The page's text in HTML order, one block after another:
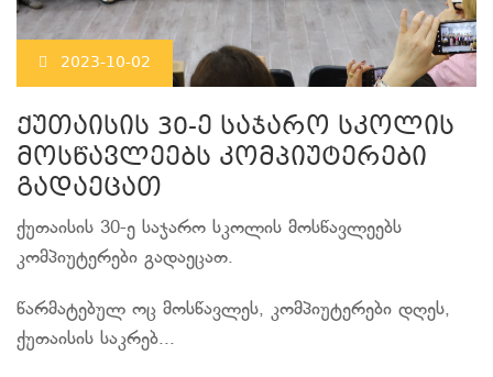
2023-10-02
ქუთაისის 30-ე საჯარო სკოლის
მოსწავლეებს კომპიუტერები
გადაეცათ
ქუთაისის 30-ე საჯარო სკოლის მოსწავლეებს
კომპიუტერები გადაეცათ.
წარმატებულ ოც მოსწავლეს, კომპიუტერები დღეს,
ქუთაისის საკრებ...